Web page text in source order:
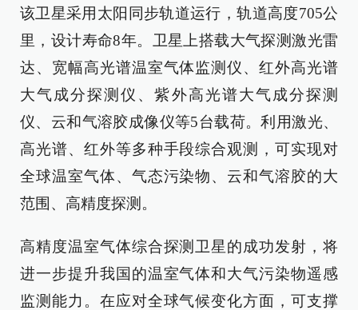
该卫星采用太阳同步轨道运行，轨道高度705公
里，设计寿命8年。卫星上搭载大气探测激光雷
达、宽幅高光谱温室气体监测仪、红外高光谱
大气成分探测仪、紫外高光谱大气成分探测
仪、云和气溶胶成像仪等5台载荷。利用激光、
高光谱、红外等多种手段综合观测，可实现对
全球温室气体、气态污染物、云和气溶胶的大
范围、高精度探测。
高精度温室气体综合探测卫星的成功发射，将
进一步提升我国的温室气体和大气污染物遥感
监测能力。在应对全球气候变化方面，可支撑